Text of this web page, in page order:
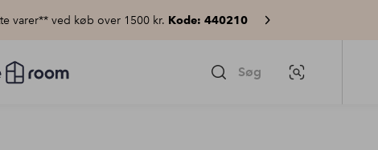
varer** ved køb over 1500 kr. Kode: 440210
Søg Billedsøgning